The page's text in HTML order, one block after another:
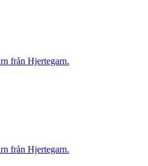
från Hjertegarn.
från Hjertegarn.